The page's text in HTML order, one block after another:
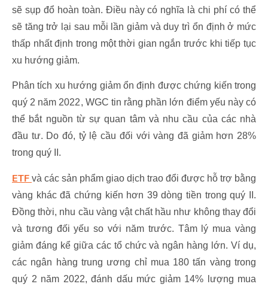
sẽ sụp đổ hoàn toàn. Điều này có nghĩa là chi phí có thể
sẽ tăng trở lại sau mỗi lần giảm và duy trì ổn định ở mức
thấp nhất định trong một thời gian ngắn trước khi tiếp tục
xu hướng giảm.
Phân tích xu hướng giảm ổn định được chứng kiến trong
quý 2 năm 2022, WGC tin rằng phần lớn điểm yếu này có
thể bắt nguồn từ sự quan tâm và nhu cầu của các nhà
đầu tư. Do đó, tỷ lệ cầu đối với vàng đã giảm hơn 28%
trong quý II.
ETF và các sản phẩm giao dịch trao đổi được hỗ trợ bằng
vàng khác đã chứng kiến hơn 39 dòng tiền trong quý II.
Đồng thời, nhu cầu vàng vật chất hầu như không thay đổi
và tương đối yếu so với năm trước. Tâm lý mua vàng
giảm đáng kể giữa các tổ chức và ngân hàng lớn. Ví dụ,
các ngân hàng trung ương chỉ mua 180 tấn vàng trong
quý 2 năm 2022, đánh dấu mức giảm 14% lượng mua